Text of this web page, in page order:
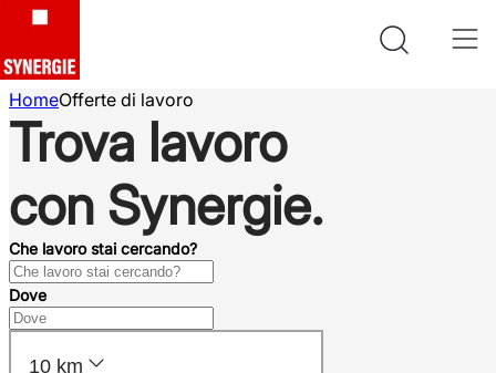
HomeOfferte di lavoro
Trova lavoro
con Synergie.
Che lavoro stai cercando?
Dove
10 km